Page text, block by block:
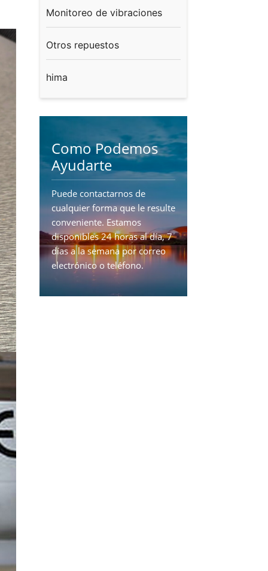
Monitoreo de vibraciones
Otros repuestos
hima
Como Podemos
Ayudarte
Puede contactarnos de
cualquier forma que le resulte
conveniente. Estamos
disponibles 24 horas al día, 7
días a la semana por correo
electrónico o teléfono.